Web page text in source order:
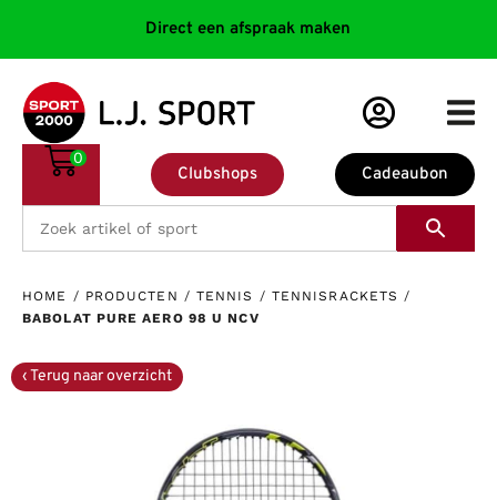
Direct een afspraak maken
Cadeaubon
Clubshops
0
HOME / PRODUCTEN / TENNIS / TENNISRACKETS /
BABOLAT PURE AERO 98 U NCV